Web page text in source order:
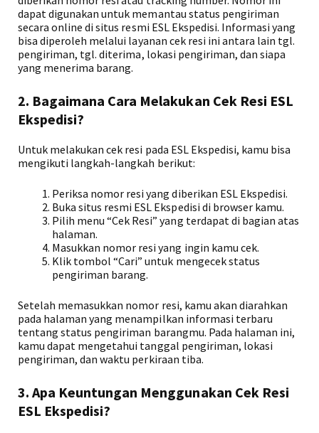
dapat digunakan untuk memantau status pengiriman
secara online di situs resmi ESL Ekspedisi. Informasi yang
bisa diperoleh melalui layanan cek resi ini antara lain tgl.
pengiriman, tgl. diterima, lokasi pengiriman, dan siapa
yang menerima barang.
2. Bagaimana Cara Melakukan Cek Resi ESL
Ekspedisi?
Untuk melakukan cek resi pada ESL Ekspedisi, kamu bisa
mengikuti langkah-langkah berikut:
Periksa nomor resi yang diberikan ESL Ekspedisi.
Buka situs resmi ESL Ekspedisi di browser kamu.
Pilih menu “Cek Resi” yang terdapat di bagian atas
halaman.
Masukkan nomor resi yang ingin kamu cek.
Klik tombol “Cari” untuk mengecek status
pengiriman barang.
Setelah memasukkan nomor resi, kamu akan diarahkan
pada halaman yang menampilkan informasi terbaru
tentang status pengiriman barangmu. Pada halaman ini,
kamu dapat mengetahui tanggal pengiriman, lokasi
pengiriman, dan waktu perkiraan tiba.
3. Apa Keuntungan Menggunakan Cek Resi
ESL Ekspedisi?